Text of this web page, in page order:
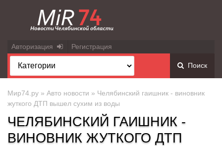
Авторизация Регистрация
Поиск
Мир74.ру » Авто новости » Челябинский гаишник - виновник
жуткого ДТП вышел сухим из воды
ЧЕЛЯБИНСКИЙ ГАИШНИК -
ВИНОВНИК ЖУТКОГО ДТП